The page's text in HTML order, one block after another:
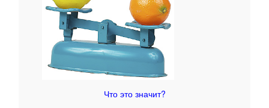
Что это значит?